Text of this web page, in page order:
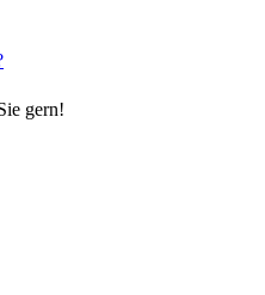
gern!